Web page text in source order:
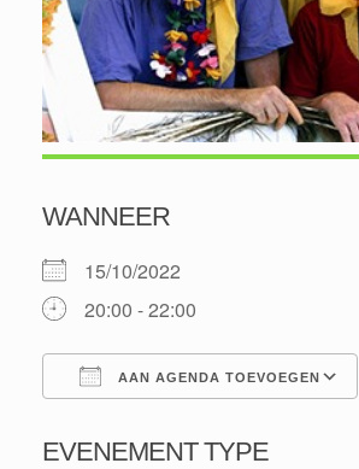
WANNEER
15/10/2022
20:00 - 22:00
AAN AGENDA TOEVOEGEN
EVENEMENT TYPE